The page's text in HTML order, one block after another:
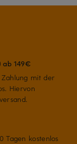
ab 149€
mit der
Hiervon
Tagen kostenlos